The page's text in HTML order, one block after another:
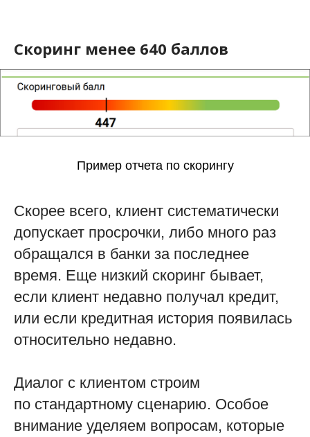
Скоринг менее 640 баллов
Пример отчета по скорингу
Скорее всего, клиент систематически
допускает просрочки, либо много раз
обращался в банки за последнее
время. Еще низкий скоринг бывает,
если клиент недавно получал кредит,
или если кредитная история появилась
относительно недавно.
Диалог с клиентом строим
по стандартному сценарию. Особое
внимание уделяем вопросам, которые